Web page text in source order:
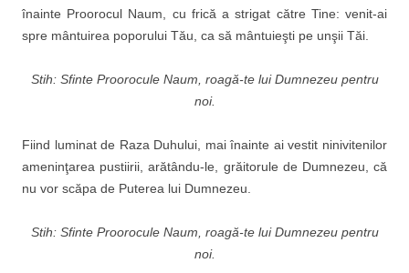
înainte Proorocul Naum, cu frică a strigat către Tine: venit-ai
spre mântuirea poporului Tău, ca să mântuieşti pe unşii Tăi.
Stih: Sfinte Proorocule Naum, roagă-te lui Dumnezeu pentru
noi.
Fiind luminat de Raza Du­hului, mai înainte ai vestit ninivitenilor
ameninţarea pus­tiirii, arătându-le, grăitorule de Dumnezeu, că
nu vor scăpa de Puterea lui Dumnezeu.
Stih: Sfinte Proorocule Naum, roagă-te lui Dumnezeu pentru
noi.